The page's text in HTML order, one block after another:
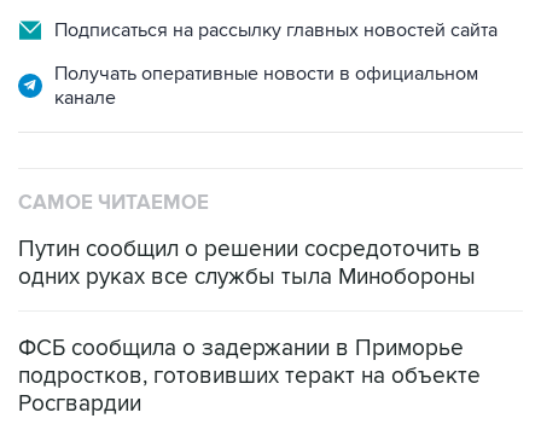
Подписаться на рассылку главных новостей сайта
Получать оперативные новости в официальном
канале
САМОЕ ЧИТАЕМОЕ
Путин сообщил о решении сосредоточить в
одних руках все службы тыла Минобороны
ФСБ сообщила о задержании в Приморье
подростков, готовивших теракт на объекте
Росгвардии